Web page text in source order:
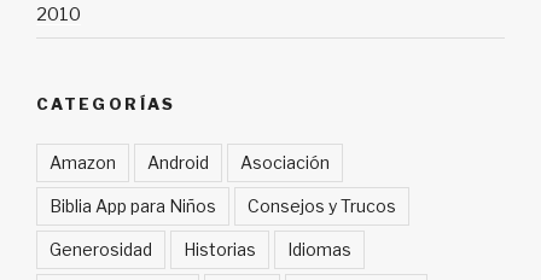
2010
CATEGORÍAS
Amazon Android Asociación
Biblia App para Niños Consejos y Trucos
Generosidad Historias Idiomas